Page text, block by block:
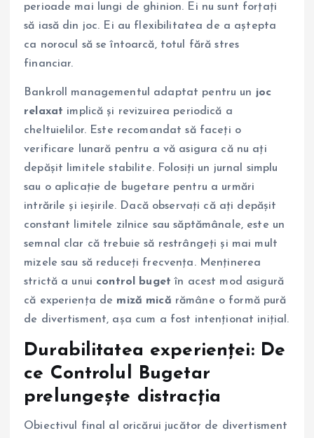
perioade mai lungi de ghinion. Ei nu sunt forțați
să iasă din joc. Ei au flexibilitatea de a aștepta
ca norocul să se întoarcă, totul fără stres
financiar.
Bankroll managementul adaptat pentru un joc
relaxat implică și revizuirea periodică a
cheltuielilor. Este recomandat să faceți o
verificare lunară pentru a vă asigura că nu ați
depășit limitele stabilite. Folosiți un jurnal simplu
sau o aplicație de bugetare pentru a urmări
intrările și ieșirile. Dacă observați că ați depășit
constant limitele zilnice sau săptămânale, este un
semnal clar că trebuie să restrângeți și mai mult
mizele sau să reduceți frecvența. Menținerea
strictă a unui control buget în acest mod asigură
că experiența de miză mică rămâne o formă pură
de divertisment, așa cum a fost intenționat inițial.
Durabilitatea experienței: De
ce Controlul Bugetar
prelungește distracția
Obiectivul final al oricărui jucător de divertisment